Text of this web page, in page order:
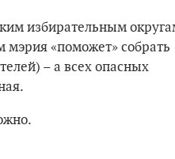
избирательным
«поможет» собрать
– а всех опасных